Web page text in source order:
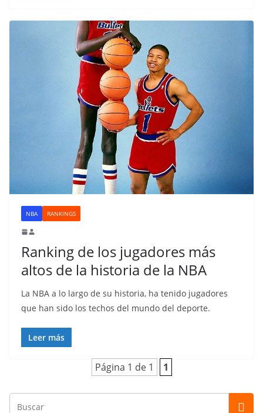
NBA RANKINGS
Ranking de los jugadores más
altos de la historia de la NBA
La NBA a lo largo de su historia, ha tenido jugadores
que han sido los techos del mundo del deporte.
Leer más
Página 1 de 1 1